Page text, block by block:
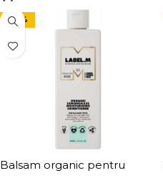
-20%
Balsam organic pentru